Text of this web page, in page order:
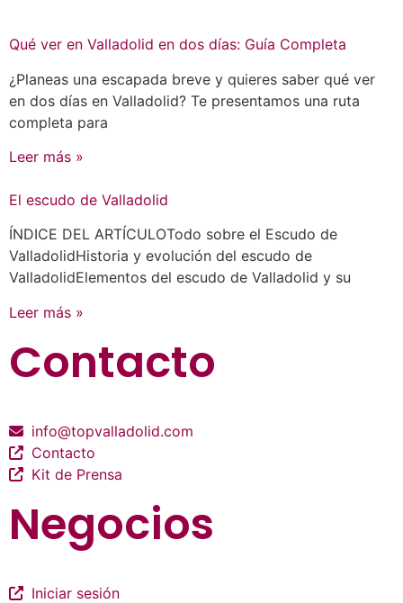
Qué ver en Valladolid en dos días: Guía Completa
¿Planeas una escapada breve y quieres saber qué ver
en dos días en Valladolid? Te presentamos una ruta
completa para
Leer más »
El escudo de Valladolid
ÍNDICE DEL ARTÍCULOTodo sobre el Escudo de
ValladolidHistoria y evolución del escudo de
ValladolidElementos del escudo de Valladolid y su
Leer más »
Contacto
info@topvalladolid.com
Contacto
Kit de Prensa
Negocios
Iniciar sesión